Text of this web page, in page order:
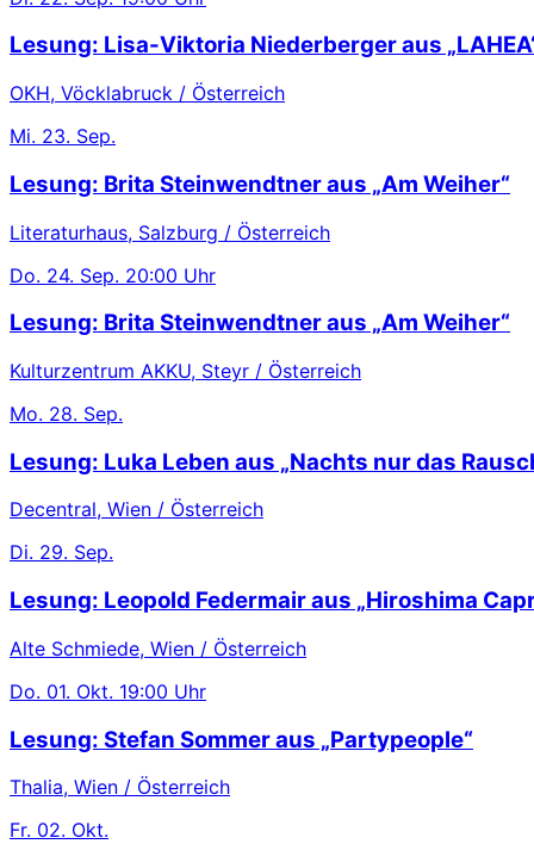
Lesung: Lisa-Viktoria Niederberger aus
OKH, Vöcklabruck / Österreich
Mi. 23. Sep.
Lesung: Brita Steinwendtner aus „Am Weiher“
Literaturhaus, Salzburg / Österreich
Do. 24. Sep. 20:00 Uhr
Lesung: Brita Steinwendtner aus „Am Weiher“
Kulturzentrum AKKU, Steyr / Österreich
Mo. 28. Sep.
Lesung: Luka Leben aus „Nachts nur das
Decentral, Wien / Österreich
Di. 29. Sep.
Lesung: Leopold Federmair aus „Hiroshima
Alte Schmiede, Wien / Österreich
Do. 01. Okt. 19:00 Uhr
Lesung: Stefan Sommer aus „Partypeople“
Thalia, Wien / Österreich
Fr. 02. Okt.